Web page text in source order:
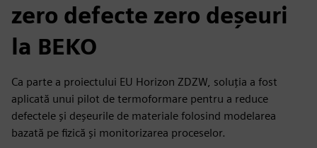
zero defecte zero deșeuri
la BEKO
Ca parte a proiectului EU Horizon ZDZW, soluția a fost
aplicată unui pilot de termoformare pentru a reduce
defectele și deșeurile de materiale folosind modelarea
bazată pe fizică și monitorizarea proceselor.